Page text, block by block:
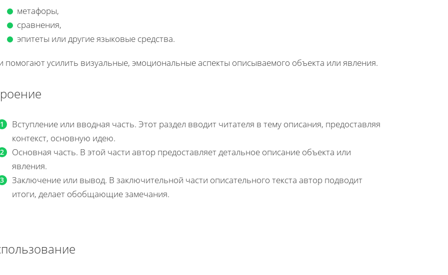
метафоры,
сравнения,
эпитеты или другие языковые средства.
помогают усилить визуальные, эмоциональные аспекты описываемого объекта или явления.
Вступление или вводная часть. Этот раздел вводит читателя в тему описания, предоставляя
контекст, основную идею.
Основная часть. В этой части автор предоставляет детальное описание объекта или
явления.
Заключение или вывод. В заключительной части описательного текста автор подводит
итоги, делает обобщающие замечания.